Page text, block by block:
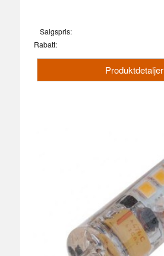
Salgspris:
Rabatt:
Produktdetaljer